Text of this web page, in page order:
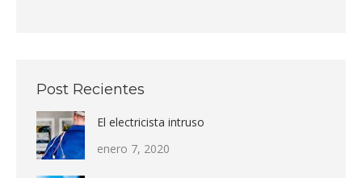
Post Recientes
El electricista intruso
enero 7, 2020